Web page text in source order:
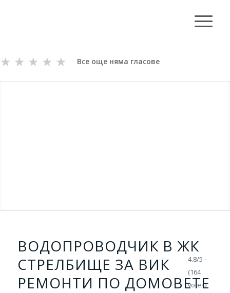
★
★
★
★
★ Все още няма гласове
ВОДОПРОВОДЧИК В ЖК
СТРЕЛБИЩЕ ЗА ВИК
РЕМОНТИ ПО ДОМОВЕТЕ
4.8/5 -
(164
votes)